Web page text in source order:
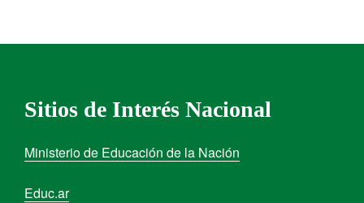
Sitios de Interés Nacional
Ministerio de Educación de la Nación
Educ.ar